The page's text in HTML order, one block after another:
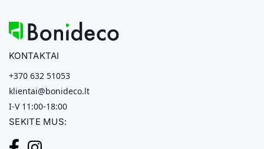
KONTAKTAI
+370 632 51053
klientai@bonideco.lt
I-V 11:00-18:00
SEKITE MUS: